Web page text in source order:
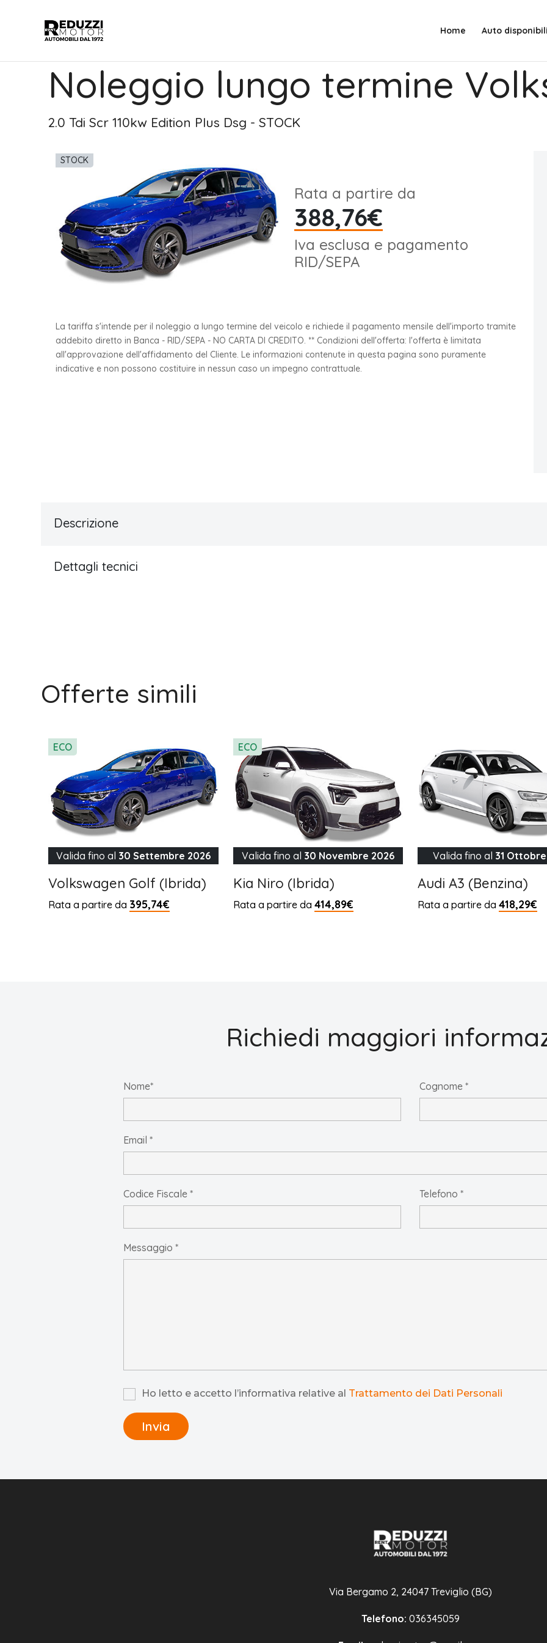
Home Auto
Noleggio lungo termine
2.0 Tdi Scr 110kw Edition Plus Dsg - STOCK
STOCK
Rata a partire da
388,76€
Iva esclusa e pagamento
RID/SEPA
La tariffa s'intende per il noleggio a lungo termine del veicolo e richiede il pagamento mensile dell'importo tramite
addebito diretto in Banca - RID/SEPA - NO CARTA DI CREDITO. ** Condizioni dell'offerta: l'offerta è limitata
all'approvazione dell'affidamento del Cliente. Le informazioni contenute in questa pagina sono puramente
indicative e non possono costituire in nessun caso un impegno contrattuale.
Descrizione
Dettagli tecnici
Offerte simili
ECO
Valida fino al 30 Settembre 2026
Volkswagen Golf (Ibrida)
Rata a partire da 395,74€
ECO
Valida fino al 30 Novembre 2026
Kia Niro (Ibrida)
Rata a partire da 414,89€
Valida fino al 31
Audi A3 (Benzina)
Rata a partire da 418,29€
Richiedi maggiori
Nome* Cognome *
Email *
Codice Fiscale * Telefono *
Messaggio *
Ho letto e accetto l’informativa relative al Trattamento dei Dati Personali
Via Bergamo 2, 24047 Treviglio (BG)
Telefono: 036345059